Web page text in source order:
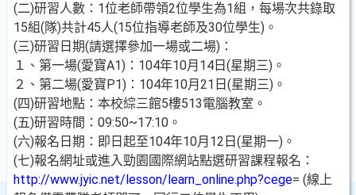
(二)研習人數：1位老師帶領2位學生為1組，每場次共錄取
15組(隊)共計45人(15位指導老師及30位學生)。
(三)研習日期(請選擇參加一場或二場)：
１、第一場(愛寶A1)：104年10月14日(星期三)。
２、第二場(愛寶P1)：104年10月21日(星期三)。
(四)研習地點：本校綜三館5樓513電腦教室。
(五)研習時間：09:50~17:10。
(六)報名日期：即日起至104年10月12日(星期一)。
(七)報名網址或進入勁園國際網站點選研習課程報名：
http://www.jyic.net/lesson/learn_online.php?cege= (線上